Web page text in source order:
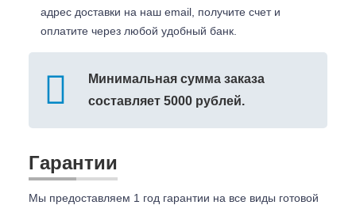
адрес доставки на наш email, получите счет и
оплатите через любой удобный банк.
Минимальная сумма заказа
составляет 5000 рублей.
Гарантии
Мы предоставляем 1 год гарантии на все виды готовой